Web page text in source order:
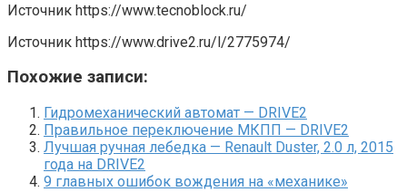
Источник https://www.tecnoblock.ru/
Источник https://www.drive2.ru/l/2775974/
Похожие записи:
Гидромеханический автомат — DRIVE2
Правильное переключение МКПП — DRIVE2
Лучшая ручная лебедка — Renault Duster, 2.0 л, 2015
года на DRIVE2
9 главных ошибок вождения на «механике»